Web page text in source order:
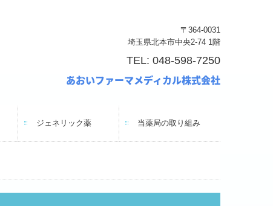
〒364-0031
埼玉県北本市中央2-74 1階
TEL: 048-598-7250
あおいファーマメディカル株式会社
ジェネリック薬 当薬局の取り組み